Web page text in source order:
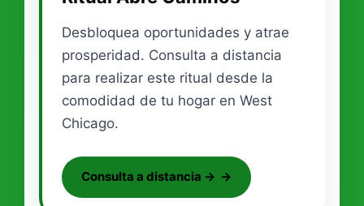
Desbloquea oportunidades y atrae
prosperidad. Consulta a distancia
para realizar este ritual desde la
comodidad de tu hogar en West
Chicago.
Consulta a distancia →